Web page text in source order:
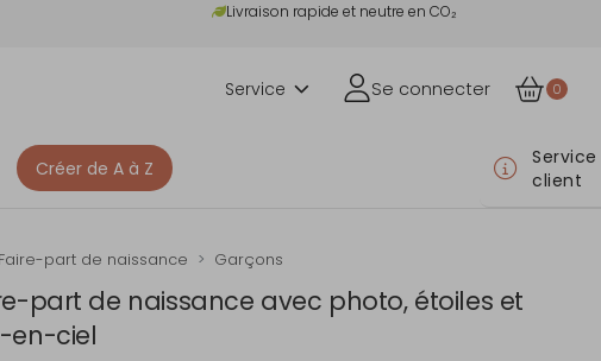
Livraison rapide et neutre en CO₂
Service Se connecter 0
Créer de A à Z
Service
client
Faire-part de naissance Garçons
part de naissance avec photo, étoiles et
en-ciel